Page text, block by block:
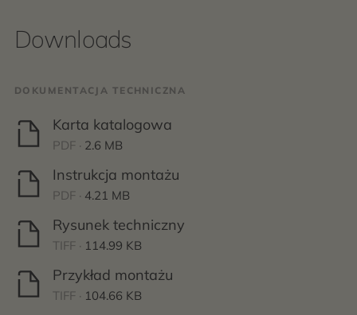
Downloads
DOKUMENTACJA TECHNICZNA
Karta katalogowa
PDF · 2.6 MB
Instrukcja montażu
PDF · 4.21 MB
Rysunek techniczny
TIFF · 114.99 KB
Przykład montażu
TIFF · 104.66 KB